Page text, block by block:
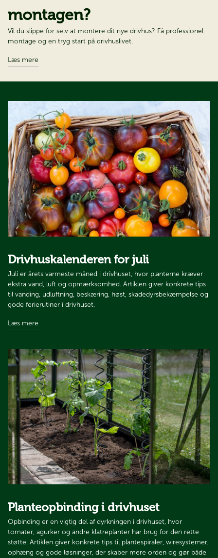
montagen?
Vil du slippe for selv at montere dit nye drivhus? Få professionel
montage og en tryg start på drivhuslivet.
Læs mere
Drivhuskalenderen for juli​​​​​​
Juli er årets varmeste måned i drivhuset, hvor planterne kræver
ekstra vand, luft og opmærksomhed. Artiklen giver konkrete tips
til vanding, udluftning, beskæring, høst, skadedyrsbekæmpelse og
gode ferierutiner i drivhuset.​​​​​​​
Læs mere
Planteopbinding i drivhuset
Opbinding er en vigtig del af dyrkningen i drivhuset, hvor
tomater, agurker og andre klatreplanter har brug for den rette
støtte. Artiklen giver konkrete tips til plantespiraler, wiresystemer,
ophæng og gode løsninger, der skaber mere orden og gør både